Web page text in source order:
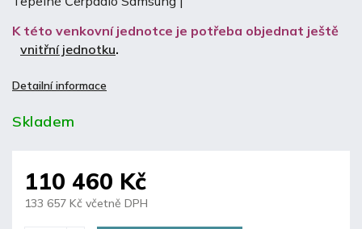
K této venkovní jednotce je potřeba objednat ještě
vnitřní jednotku.
Detailní informace
Skladem
110 460 Kč
133 657 Kč včetně DPH